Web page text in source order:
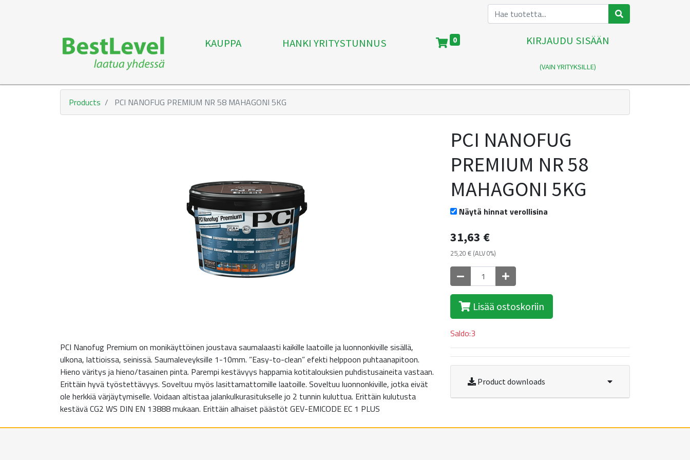
KAUPPA HANKI YRITYSTUNNUS 0 KIRJAUDU SISÄÄN
(VAIN YRITYKSILLE)
Products PCI NANOFUG PREMIUM NR 58 MAHAGONI 5KG
PCI Nanofug Premium on monikäyttöinen joustava saumalaasti kaikille laatoille ja luonnonkiville sisällä,
ulkona, lattioissa, seinissä. Saumaleveyksille 1-10mm. ”Easy-to-clean” efekti helppoon puhtaanapitoon.
Hieno väritys ja hieno/tasainen pinta. Parempi kestävyys happamia kotitalouksien puhdistusaineita vastaan.
Erittäin hyvä työstettävyys. Soveltuu myös lasittamattomille laatoille. Soveltuu luonnonkiville, jotka eivät
ole herkkiä värjäytymiselle. Voidaan altistaa jalankulkurasitukselle jo 2 tunnin kuluttua. Erittäin kulutusta
kestävä CG2 WS DIN EN 13888 mukaan. Erittäin alhaiset päästöt GEV-EMICODE EC 1 PLUS
PCI NANOFUG
PREMIUM NR 58
MAHAGONI 5KG
Näytä hinnat verollisina
31,63 €
25,20 € (ALV 0%)
Lisää ostoskoriin
Saldo:3
Product downloads